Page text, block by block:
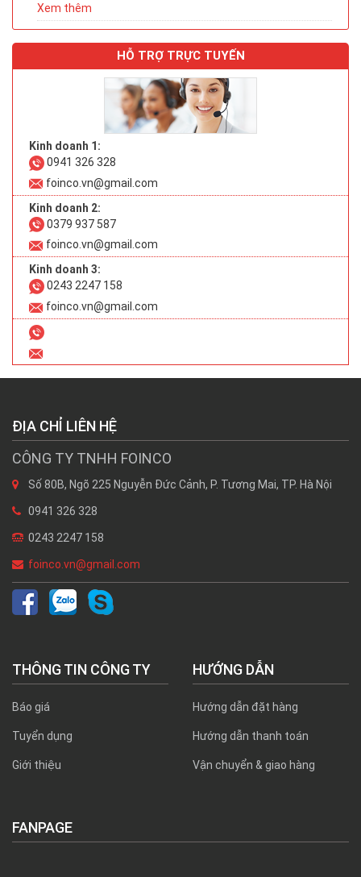
Xem thêm
HỖ TRỢ TRỰC TUYẾN
Kinh doanh 1:
0941 326 328
foinco.vn@gmail.com
Kinh doanh 2:
0379 937 587
foinco.vn@gmail.com
Kinh doanh 3:
0243 2247 158
foinco.vn@gmail.com
ĐỊA CHỈ LIÊN HỆ
CÔNG TY TNHH FOINCO
Số 80B, Ngõ 225 Nguyễn Đức Cảnh, P. Tương Mai, TP. Hà Nội
0941 326 328
0243 2247 158
foinco.vn@gmail.com
THÔNG TIN CÔNG TY
Báo giá
Tuyển dụng
Giới thiệu
HƯỚNG DẪN
Hướng dẫn đặt hàng
Hướng dẫn thanh toán
Vận chuyển & giao hàng
FANPAGE